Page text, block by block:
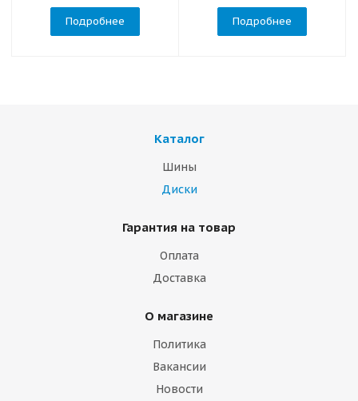
Подробнее Подробнее
Каталог
Шины
Диски
Гарантия на товар
Оплата
Доставка
О магазине
Политика
Вакансии
Новости